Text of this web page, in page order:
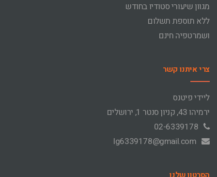
מגוון שיעורי סטודיו בחודש
ללא תוספת תשלום
ושמרטפיה חינם
צרי איתנו קשר
ליידי פיטנס
ירמיהו 43, קניון סנטר 1, ירושלים
02-6339178
lg6339178@gmail.com